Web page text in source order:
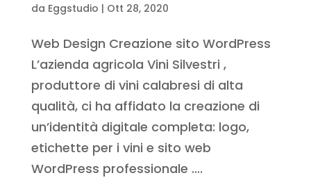
da Eggstudio | Ott 28, 2020
Web Design Creazione sito WordPress
L’azienda agricola Vini Silvestri ,
produttore di vini calabresi di alta
qualità, ci ha affidato la creazione di
un’identità digitale completa: logo,
etichette per i vini e sito web
WordPress professionale ....